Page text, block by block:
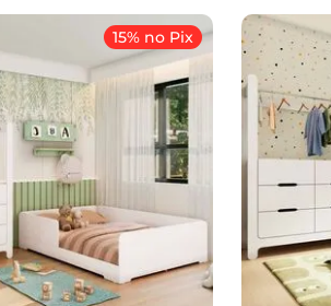
15% no Pix